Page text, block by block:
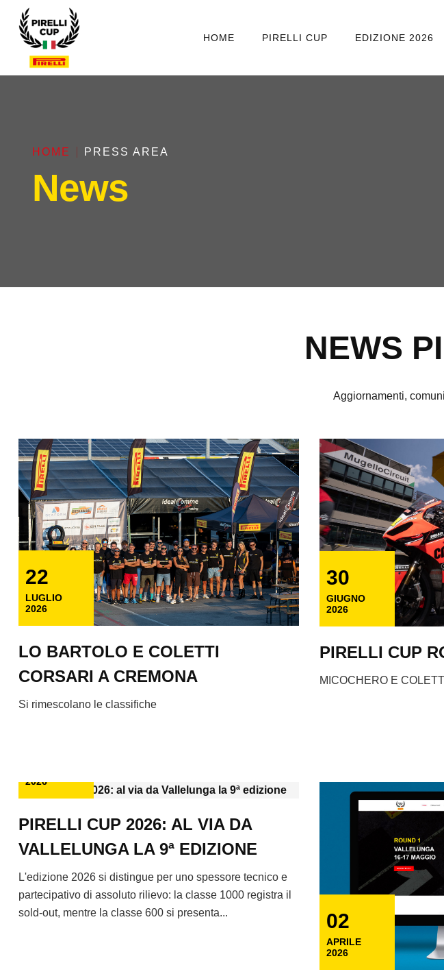
HOME PIRELLI CUP EDIZIONE 2026
HOME PRESS AREA
News
NEWS
Aggiornamenti,
22
LUGLIO
2026
LO BARTOLO E COLETTI
CORSARI A CREMONA
Si rimescolano le classifiche
30
GIUGNO
2026
PIRELLI CUP
MICOCHERO E
2026
PIRELLI CUP 2026: AL VIA DA
VALLELUNGA LA 9ª EDIZIONE
L'edizione 2026 si distingue per uno spessore tecnico e
partecipativo di assoluto rilievo: la classe 1000 registra il
sold-out, mentre la classe 600 si presenta...
02
APRILE
2026